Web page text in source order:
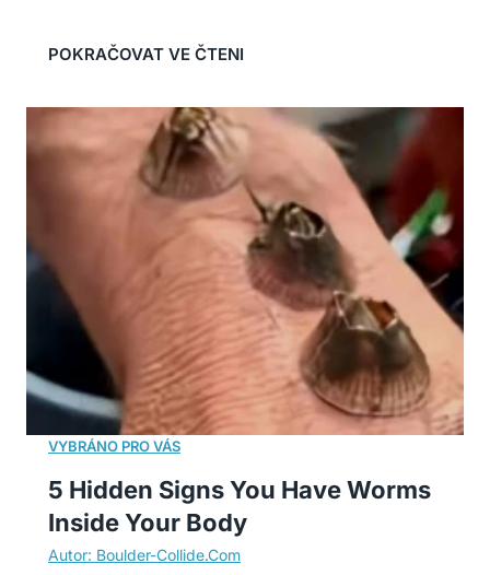
5 Hidden Signs You Have Worms
Inside Your Body